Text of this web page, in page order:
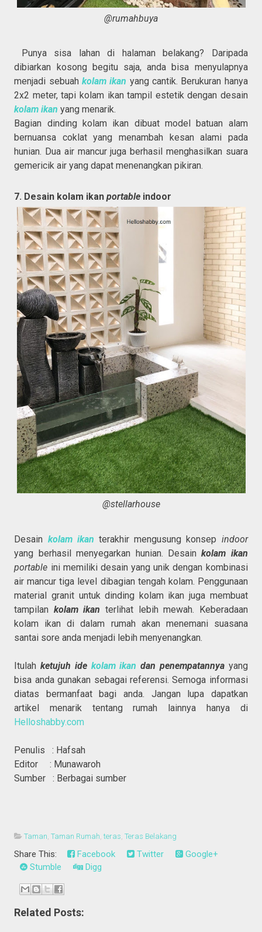
@rumahbuya
Punya sisa lahan di halaman belakang? Daripada
dibiarkan kosong begitu saja, anda bisa menyulapnya
menjadi sebuahkolam ikan yang cantik. Berukuran hanya
2x2 meter, tapi kolam ikan tampil estetik dengan desain
kolam ikan yang menarik.
Bagian dinding kolam ikan dibuat model batuan alam
bernuansa coklat yang menambah kesan alami pada
hunian. Dua air mancur juga berhasil menghasilkan suara
gemericik air yang dapat menenangkan pikiran.
7. Desain kolam ikanportable indoor
@stellarhouse
Desain kolam ikanterakhir mengusung konsep indoor
yang berhasil menyegarkan hunian. Desainkolam ikan
portable ini memiliki desain yang unik dengan kombinasi
air mancur tiga level dibagian tengah kolam. Penggunaan
material granit untuk dinding kolam ikan juga membuat
tampilan kolam ikanterlihat lebih mewah. Keberadaan
kolam ikan di dalam rumah akan menemani suasana
santai sore anda menjadi lebih menyenangkan.
Itulahketujuh ide kolam ikan dan penempatannyayang
bisa anda gunakan sebagai referensi. Semoga informasi
diatas bermanfaat bagi anda. Jangan lupa dapatkan
artikel menarik tentang rumah lainnya hanya di
Helloshabby.com
Penulis : Hafsah
Editor : Munawaroh
Sumber : Berbagai sumber
Taman ,Taman Rumah ,teras ,Teras Belakang
Share This: Facebook Twitter
Google+
Stumble
Digg
Related Posts: